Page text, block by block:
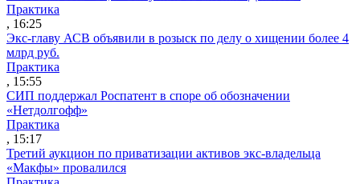
Практика
, 16:25
Экс-главу АСВ объявили в розыск по делу о хищении более 4
млрд руб.
Практика
, 15:55
СИП поддержал Роспатент в споре об обозначении
«Нетдолгофф»
Практика
, 15:17
Третий аукцион по приватизации активов экс-владельца
«Макфы» провалился